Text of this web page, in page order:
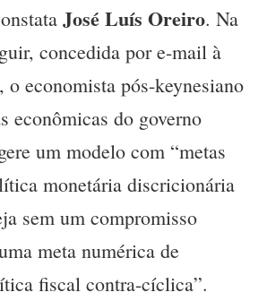
José Luís Oreiro. Na
concedida por e-mail à
, o economista pós-keynesiano
econômicas do governo
um modelo com “metas
monetária discricionária
sem um compromisso
meta numérica de
fiscal contra-cíclica”.